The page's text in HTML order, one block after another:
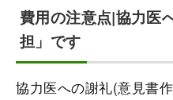
費用の注意点|協力医
担」です
協力医への謝礼(意見書